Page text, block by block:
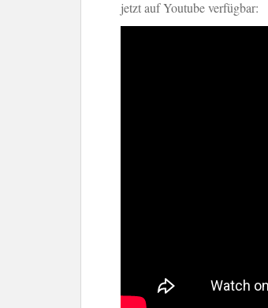
jetzt auf Youtube verfügbar: